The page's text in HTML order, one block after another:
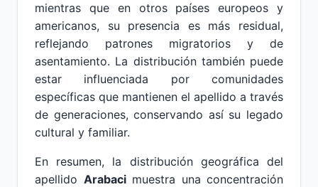
mientras que en otros países europeos y
americanos, su presencia es más residual,
reflejando patrones migratorios y de
asentamiento. La distribución también puede
estar influenciada por comunidades
específicas que mantienen el apellido a través
de generaciones, conservando así su legado
cultural y familiar.
En resumen, la distribución geográfica del
apellido Arabacimuestra una concentración